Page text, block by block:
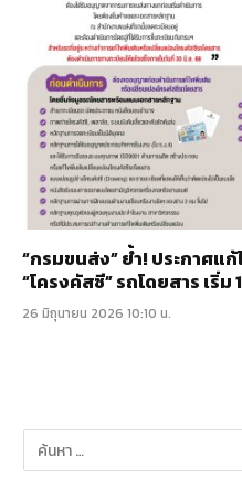
“กรมขนส่ง” ย้ำ! ประกาศแ
“โครงคัสซี” รถโดยสาร เริ่ม
26 มิถุนายน 2026 10:10 น.